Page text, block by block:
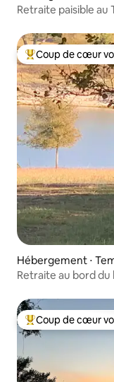
Retraite paisible au
Coups de cœur
Coup de cœur
Hébergement ⋅
Retraite au bord du
Coups de cœur
Coup de cœur